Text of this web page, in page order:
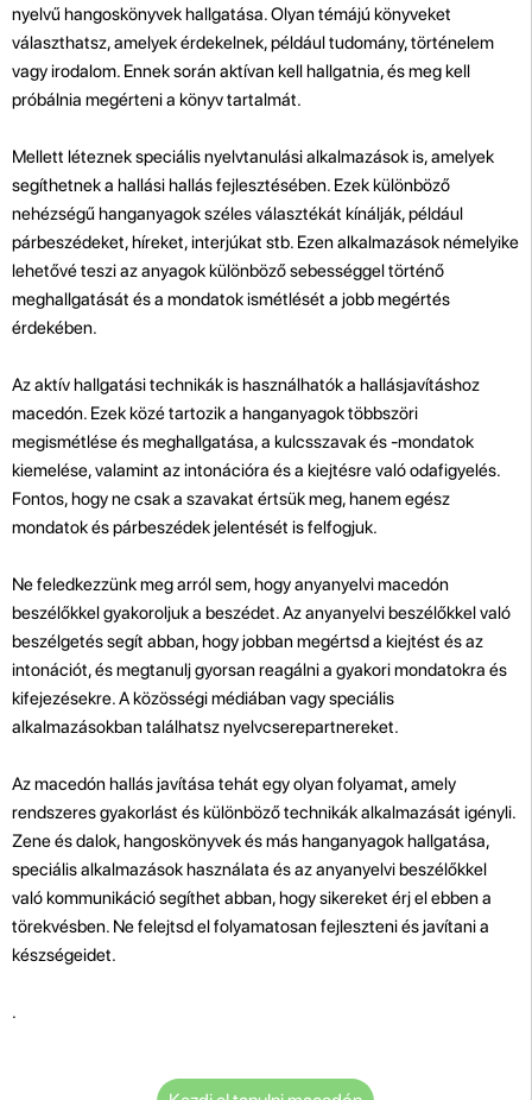
nyelvű hangoskönyvek hallgatása. Olyan témájú könyveket
választhatsz, amelyek érdekelnek, például tudomány, történelem
vagy irodalom. Ennek során aktívan kell hallgatnia, és meg kell
próbálnia megérteni a könyv tartalmát.
Mellett léteznek speciális nyelvtanulási alkalmazások is, amelyek
segíthetnek a hallási hallás fejlesztésében. Ezek különböző
nehézségű hanganyagok széles választékát kínálják, például
párbeszédeket, híreket, interjúkat stb. Ezen alkalmazások némelyike
lehetővé teszi az anyagok különböző sebességgel történő
meghallgatását és a mondatok ismétlését a jobb megértés
érdekében.
Az aktív hallgatási technikák is használhatók a hallásjavításhoz
macedón. Ezek közé tartozik a hanganyagok többszöri
megismétlése és meghallgatása, a kulcsszavak és -mondatok
kiemelése, valamint az intonációra és a kiejtésre való odafigyelés.
Fontos, hogy ne csak a szavakat értsük meg, hanem egész
mondatok és párbeszédek jelentését is felfogjuk.
Ne feledkezzünk meg arról sem, hogy anyanyelvi macedón
beszélőkkel gyakoroljuk a beszédet. Az anyanyelvi beszélőkkel való
beszélgetés segít abban, hogy jobban megértsd a kiejtést és az
intonációt, és megtanulj gyorsan reagálni a gyakori mondatokra és
kifejezésekre. A közösségi médiában vagy speciális
alkalmazásokban találhatsz nyelvcserepartnereket.
Az macedón hallás javítása tehát egy olyan folyamat, amely
rendszeres gyakorlást és különböző technikák alkalmazását igényli.
Zene és dalok, hangoskönyvek és más hanganyagok hallgatása,
speciális alkalmazások használata és az anyanyelvi beszélőkkel
való kommunikáció segíthet abban, hogy sikereket érj el ebben a
törekvésben. Ne felejtsd el folyamatosan fejleszteni és javítani a
készségeidet.
.